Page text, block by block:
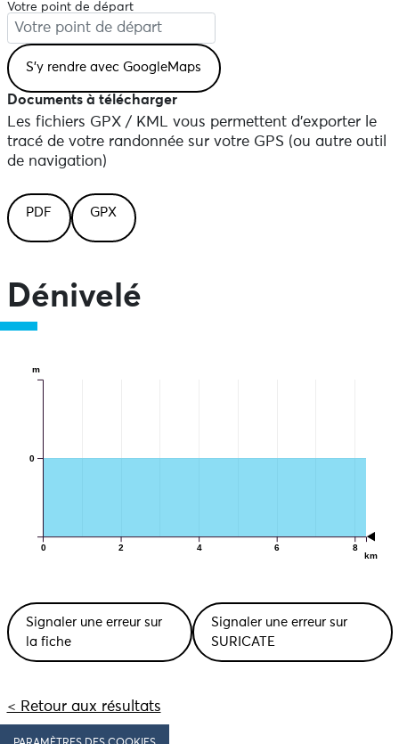
Votre point de départ
Documents à télécharger
Les fichiers GPX / KML vous permettent d'exporter le
tracé de votre randonnée sur votre GPS (ou autre outil
de navigation)
PDF GPX
Dénivelé
0 2 4 6 8
km
0
m
Signaler une erreur sur
la fiche
Signaler une erreur sur
SURICATE
< Retour aux résultats